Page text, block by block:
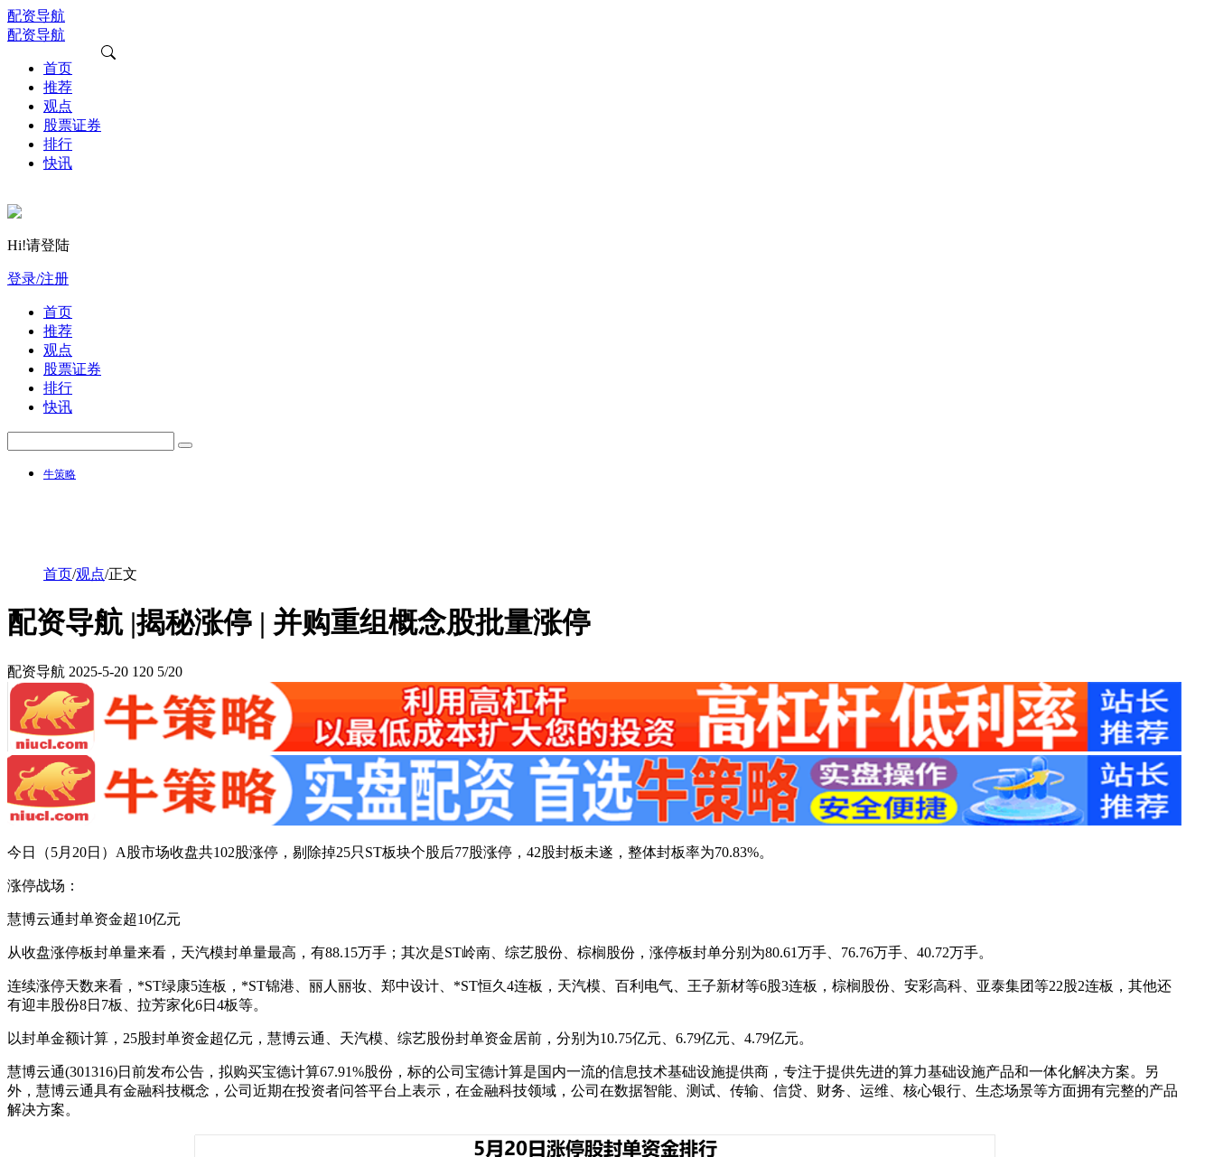
配资导航
配资导航
首页
推荐
观点
股票证券
排行
快讯
Hi!请登陆
登录/注册
首页
推荐
观点
股票证券
排行
快讯
牛策略
首页/观点/正文
配资导航 |揭秘涨停 | 并购重组概念股批量涨停
配资导航 2025-5-20 120 5/20
今日（5月20日）A股市场收盘共102股涨停，剔除掉25只ST板块个股后77股涨停，42股封板未遂，整体封板率为70.83%。
涨停战场：
慧博云通封单资金超10亿元
从收盘涨停板封单量来看，天汽模封单量最高，有88.15万手；其次是ST岭南、综艺股份、棕榈股份，涨停板封单分别为80.61万手、76.76万手、40.72万手。
连续涨停天数来看，*ST绿康5连板，*ST锦港、丽人丽妆、郑中设计、*ST恒久4连板，天汽模、百利电气、王子新材等6股3连板，棕榈股份、安彩高科、亚泰集团等22股2连板，其他还
有迎丰股份8日7板、拉芳家化6日4板等。
以封单金额计算，25股封单资金超亿元，慧博云通、天汽模、综艺股份封单资金居前，分别为10.75亿元、6.79亿元、4.79亿元。
慧博云通(301316)日前发布公告，拟购买宝德计算67.91%股份，标的公司宝德计算是国内一流的信息技术基础设施提供商，专注于提供先进的算力基础设施产品和一体化解决方案。另
外，慧博云通具有金融科技概念，公司近期在投资者问答平台上表示，在金融科技领域，公司在数据智能、测试、传输、信贷、财务、运维、核心银行、生态场景等方面拥有完整的产品
解决方案。